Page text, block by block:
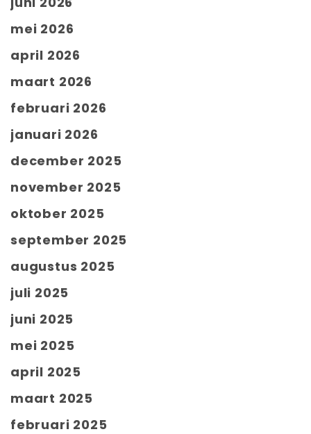
mei 2026
april 2026
maart 2026
februari 2026
januari 2026
december 2025
november 2025
oktober 2025
september 2025
augustus 2025
juli 2025
juni 2025
mei 2025
april 2025
maart 2025
februari 2025